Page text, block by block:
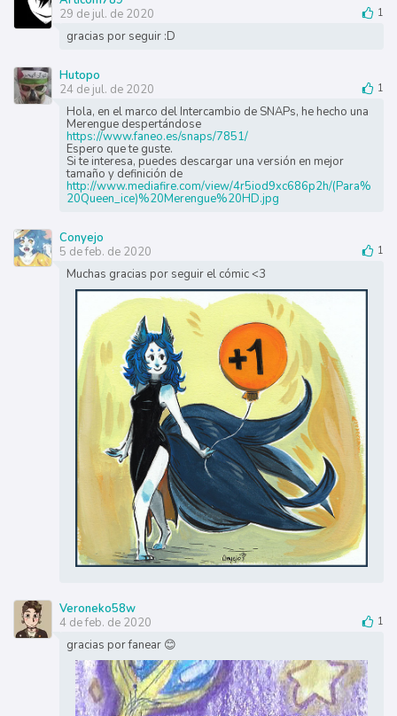
29 de jul. de 2020
1
gracias por seguir :D
Hutopo
24 de jul. de 2020
1
Hola, en el marco del Intercambio de SNAPs, he hecho una
Merengue despertándose
https://www.faneo.es/snaps/7851/
Espero que te guste.
Si te interesa, puedes descargar una versión en mejor
tamaño y definición de
http://www.mediafire.com/view/4r5iod9xc686p2h/(Para%
20Queen_ice)%20Merengue%20HD.jpg
Conyejo
5 de feb. de 2020
1
Muchas gracias por seguir el cómic <3
Veroneko58w
4 de feb. de 2020
1
gracias por fanear 😊